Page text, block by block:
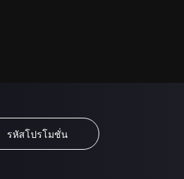
รหัสโปรโมชั่น